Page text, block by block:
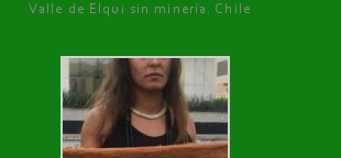
Valle de Elqui sin minería. Chile